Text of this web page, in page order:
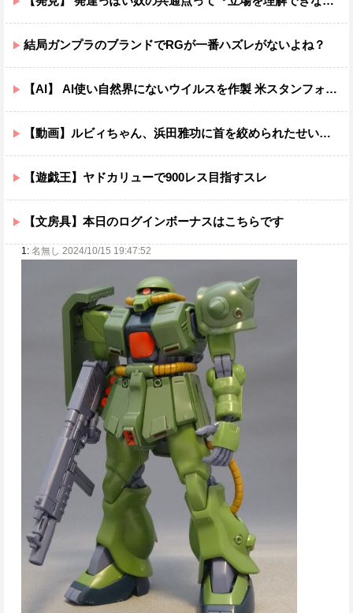
結局ガンプラのブランドでRGが一番ハズレがないよね？
【AI】 AI使い自然界にないウイルスを作製 米スタンフォード大学が成果発表
【動画】ルビィちゃん、浜田雅功に首を絞められたせいで段々おかしな仕事が増える
【遊戯王】ヤドカリューで900レス目指すスレ
【文房具】本日のログインボーナスはこちらです
1: 名無し 2024/10/15 19:47:52